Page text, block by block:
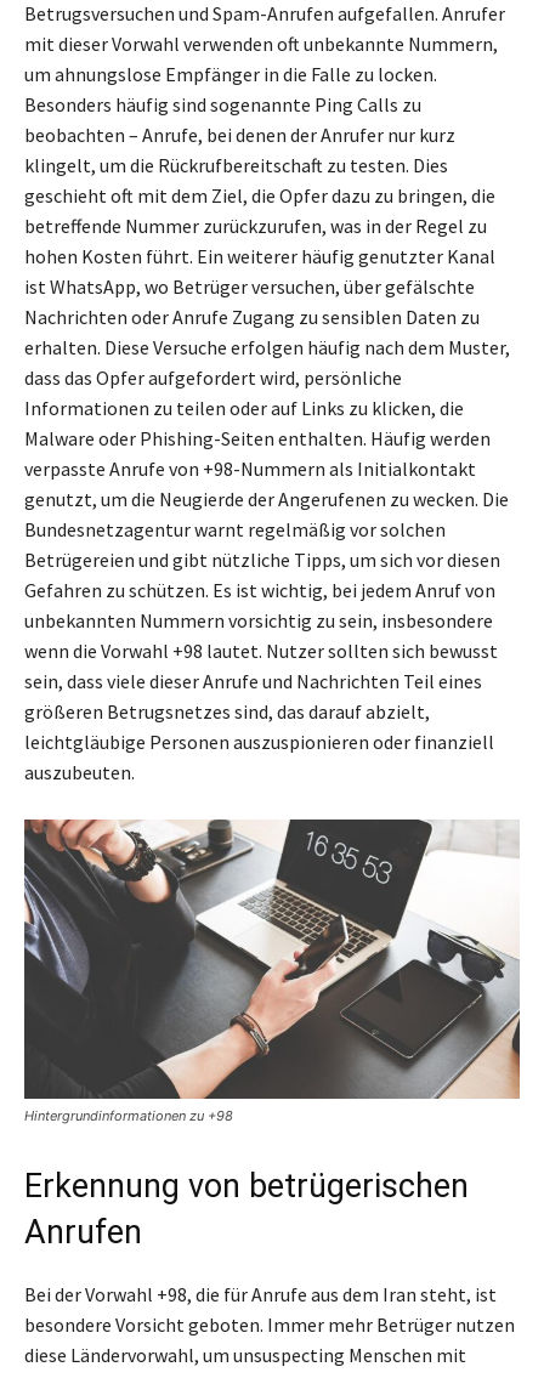
Betrugsversuchen und Spam-Anrufen aufgefallen. Anrufer
mit dieser Vorwahl verwenden oft unbekannte Nummern,
um ahnungslose Empfänger in die Falle zu locken.
Besonders häufig sind sogenannte Ping Calls zu
beobachten – Anrufe, bei denen der Anrufer nur kurz
klingelt, um die Rückrufbereitschaft zu testen. Dies
geschieht oft mit dem Ziel, die Opfer dazu zu bringen, die
betreffende Nummer zurückzurufen, was in der Regel zu
hohen Kosten führt. Ein weiterer häufig genutzter Kanal
ist WhatsApp, wo Betrüger versuchen, über gefälschte
Nachrichten oder Anrufe Zugang zu sensiblen Daten zu
erhalten. Diese Versuche erfolgen häufig nach dem Muster,
dass das Opfer aufgefordert wird, persönliche
Informationen zu teilen oder auf Links zu klicken, die
Malware oder Phishing-Seiten enthalten. Häufig werden
verpasste Anrufe von +98-Nummern als Initialkontakt
genutzt, um die Neugierde der Angerufenen zu wecken. Die
Bundesnetzagentur warnt regelmäßig vor solchen
Betrügereien und gibt nützliche Tipps, um sich vor diesen
Gefahren zu schützen. Es ist wichtig, bei jedem Anruf von
unbekannten Nummern vorsichtig zu sein, insbesondere
wenn die Vorwahl +98 lautet. Nutzer sollten sich bewusst
sein, dass viele dieser Anrufe und Nachrichten Teil eines
größeren Betrugsnetzes sind, das darauf abzielt,
leichtgläubige Personen auszuspionieren oder finanziell
auszubeuten.
Hintergrundinformationen zu +98
Erkennung von betrügerischen
Anrufen
Bei der Vorwahl +98, die für Anrufe aus dem Iran steht, ist
besondere Vorsicht geboten. Immer mehr Betrüger nutzen
diese Ländervorwahl, um unsuspecting Menschen mit